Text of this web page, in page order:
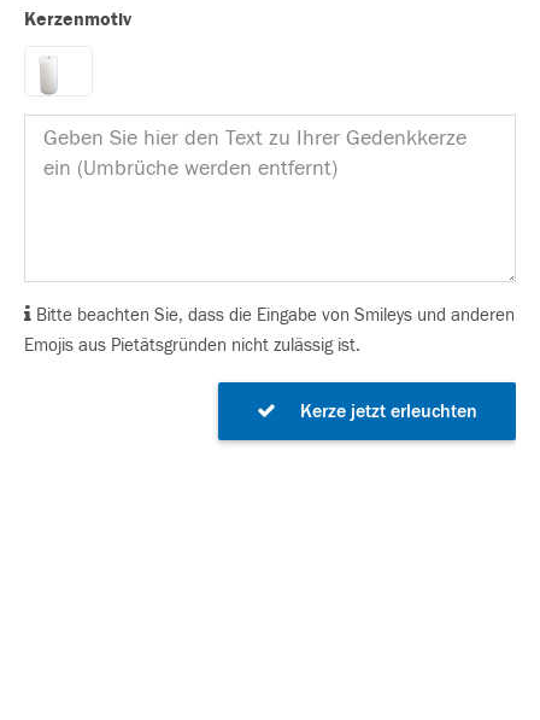
Kerzenmotiv
Bitte beachten Sie, dass die Eingabe von Smileys und anderen
Emojis aus Pietätsgründen nicht zulässig ist.
Kerze jetzt erleuchten